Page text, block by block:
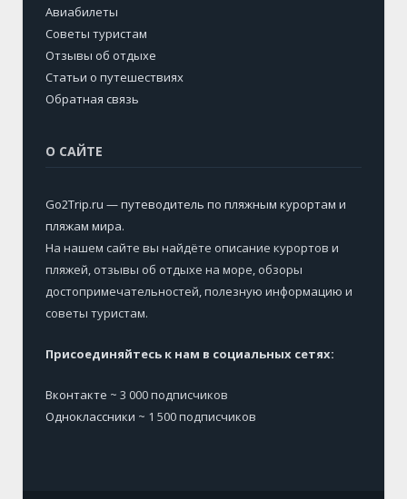
Авиабилеты
Советы туристам
Отзывы об отдыхе
Статьи о путешествиях
Обратная связь
О САЙТЕ
Go2Trip.ru — путеводитель по пляжным курортам и
пляжам мира.
На нашем сайте вы найдёте описание курортов и
пляжей, отзывы об отдыхе на море, обзоры
достопримечательностей, полезную информацию и
советы туристам.
Присоединяйтесь к нам в социальных сетях:
Вконтакте ~ 3 000 подписчиков
Одноклассники ~ 1 500 подписчиков